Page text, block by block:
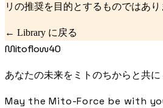
リの推奨を目的とするものではあり
← Library に戻る
Mitoflow40
あなたの未来をミトのちからと共
May the Mito-Force be with